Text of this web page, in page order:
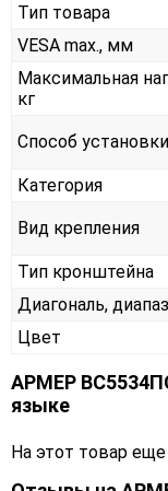
Тип товара
VESA max., мм
Максимальная
кг
Способ установки
Категория
Вид крепления
Тип кронштейна
Диагональ,
Цвет
АРМЕР
языке
На этот товар